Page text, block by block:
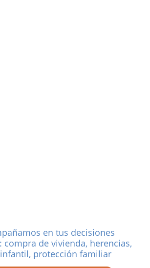
en tus decisiones
compra de vivienda, herencias,
protección familiar